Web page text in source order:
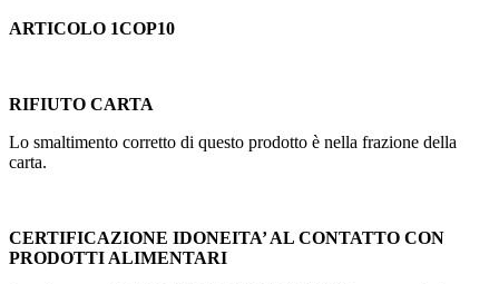
ARTICOLO 1COP10
RIFIUTO CARTA
Lo smaltimento corretto di questo prodotto è nella frazione della
carta.
CERTIFICAZIONE IDONEITA’ AL CONTATTO CON
PRODOTTI ALIMENTARI